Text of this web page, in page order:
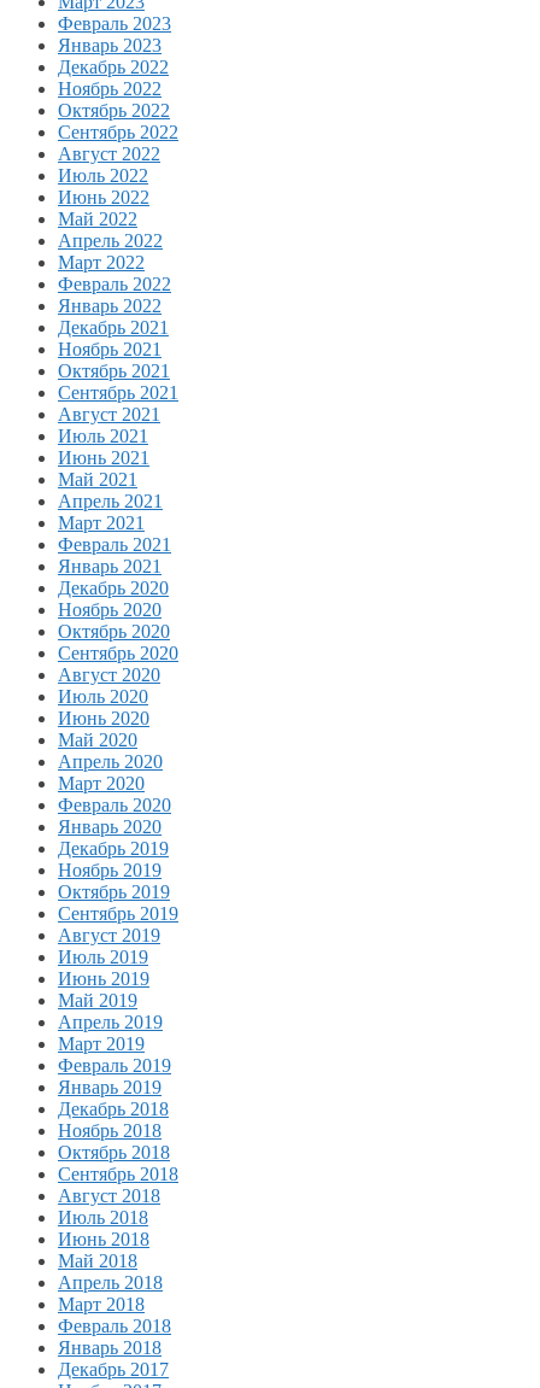
Февраль 2023
Январь 2023
Декабрь 2022
Ноябрь 2022
Октябрь 2022
Сентябрь 2022
Август 2022
Июль 2022
Июнь 2022
Май 2022
Апрель 2022
Март 2022
Февраль 2022
Январь 2022
Декабрь 2021
Ноябрь 2021
Октябрь 2021
Сентябрь 2021
Август 2021
Июль 2021
Июнь 2021
Май 2021
Апрель 2021
Март 2021
Февраль 2021
Январь 2021
Декабрь 2020
Ноябрь 2020
Октябрь 2020
Сентябрь 2020
Август 2020
Июль 2020
Июнь 2020
Май 2020
Апрель 2020
Март 2020
Февраль 2020
Январь 2020
Декабрь 2019
Ноябрь 2019
Октябрь 2019
Сентябрь 2019
Август 2019
Июль 2019
Июнь 2019
Май 2019
Апрель 2019
Март 2019
Февраль 2019
Январь 2019
Декабрь 2018
Ноябрь 2018
Октябрь 2018
Сентябрь 2018
Август 2018
Июль 2018
Июнь 2018
Май 2018
Апрель 2018
Март 2018
Февраль 2018
Январь 2018
Декабрь 2017